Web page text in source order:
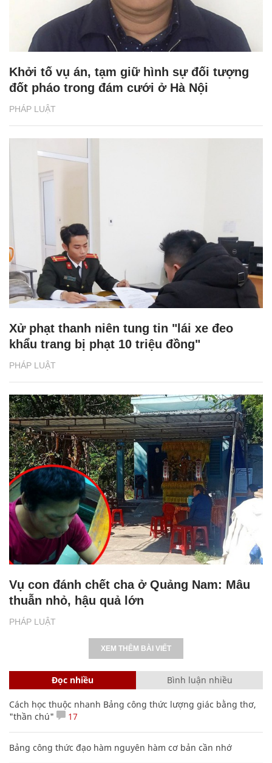
PHÁP LUẬT
Khởi tố vụ án, tạm giữ hình sự đối tượng
đốt pháo trong đám cưới ở Hà Nội
PHÁP LUẬT
Xử phạt thanh niên tung tin "lái xe đeo
khẩu trang bị phạt 10 triệu đồng"
PHÁP LUẬT
Vụ con đánh chết cha ở Quảng Nam: Mâu
thuẫn nhỏ, hậu quả lớn
XEM THÊM BÀI VIẾT
Đọc nhiều Bình luận nhiều
Cách học thuộc nhanh Bảng công thức lượng giác bằng thơ,
"thần chú"
17
Bảng công thức đạo hàm nguyên hàm cơ bản cần nhớ